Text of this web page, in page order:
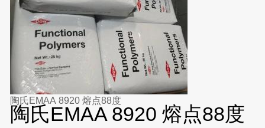
陶氏EMAA 8920 熔点88度
陶氏EMAA 8920 熔点88度